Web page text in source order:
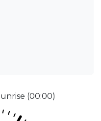
(00:00)